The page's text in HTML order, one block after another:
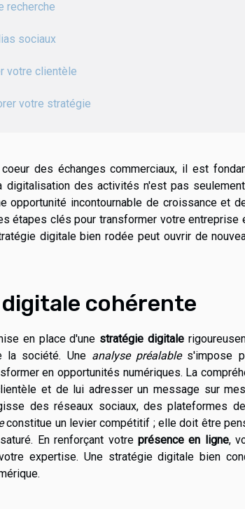
recherche
sociaux
votre clientèle
votre stratégie
des échanges commerciaux, il est
des activités n'est pas
opportunité incontournable de croissance et
étapes clés pour transformer votre entreprise
digitale bien rodée peut ouvrir de
cohérente
en place d'une stratégie digitale
la société. Une analyse préalables'impose
en opportunités numériques. La
et de lui adresser un message sur
des réseaux sociaux, des plateformes
constitue un levier compétitif ; elle doit être
En renforçant votre présence en ligne,
expertise. Une stratégie digitale bien